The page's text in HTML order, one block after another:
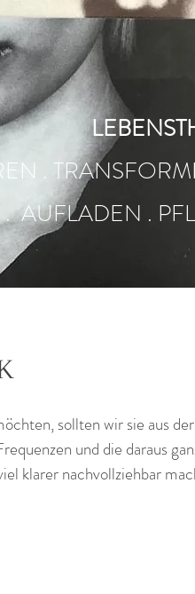
.
AUFLADEN .
sollten wir sie aus
und die daraus
klarer nachvollziehbar